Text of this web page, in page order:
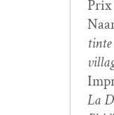
tinte
La